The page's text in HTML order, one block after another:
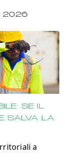
2026
SE IL
SALVA LA
a